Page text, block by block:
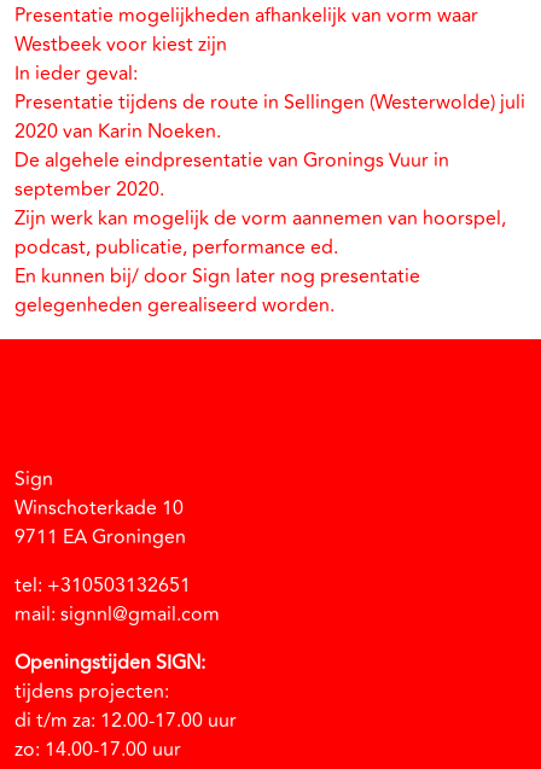
Presentatie mogelijkheden afhankelijk van vorm waar
Westbeek voor kiest zijn
In ieder geval:
Presentatie tijdens de route in Sellingen (Westerwolde) juli
2020 van Karin Noeken.
De algehele eindpresentatie van Gronings Vuur in
september 2020.
Zijn werk kan mogelijk de vorm aannemen van hoorspel,
podcast, publicatie, performance ed.
En kunnen bij/ door Sign later nog presentatie
gelegenheden gerealiseerd worden.
Sign
Winschoterkade 10
9711 EA Groningen
tel: +310503132651
mail: signnl@gmail.com
Openingstijden SIGN:
tijdens projecten:
di t/m za: 12.00-17.00 uur
zo: 14.00-17.00 uur